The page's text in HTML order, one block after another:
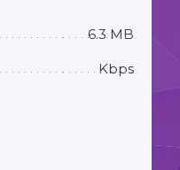
6.3 MB
Kbps